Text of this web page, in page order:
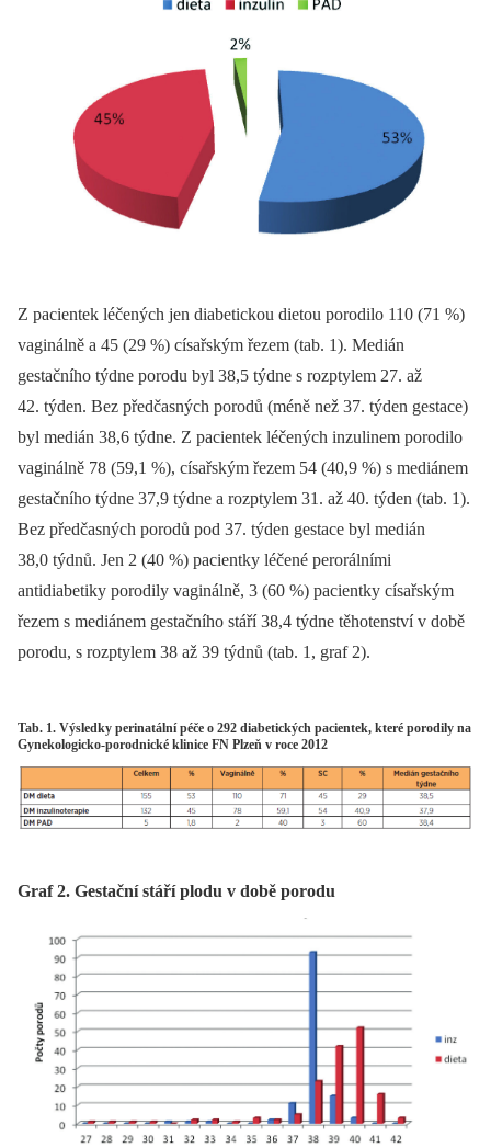
Z pacientek léčených jen diabetickou dietou porodilo 110 (71 %)
vaginálně a 45 (29 %) císařským řezem (tab. 1). Medián
gestačního týdne porodu byl 38,5 týdne s rozptylem 27. až
42. týden. Bez předčasných porodů (méně než 37. týden gestace)
byl medián 38,6 týdne. Z pacientek léčených inzulinem porodilo
vaginálně 78 (59,1 %), císařským řezem 54 (40,9 %) s mediánem
gestačního týdne 37,9 týdne a rozptylem 31. až 40. týden (tab. 1).
Bez předčasných porodů pod 37. týden gestace byl medián
38,0 týdnů. Jen 2 (40 %) pacientky léčené perorálními
antidiabetiky porodily vaginálně, 3 (60 %) pacientky císařským
řezem s mediánem gestačního stáří 38,4 týdne těhotenství v době
porodu, s rozptylem 38 až 39 týdnů (tab. 1, graf 2).
Tab. 1. Výsledky perinatální péče o 292 diabetických pacientek, které porodily na
Gynekologicko-porodnické klinice FN Plzeň v roce 2012
Graf 2. Gestační stáří plodu v době porodu